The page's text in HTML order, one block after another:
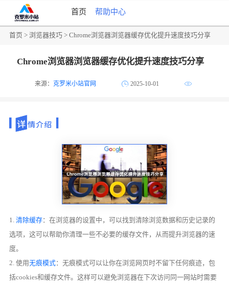
首页 帮助中心
首页 >浏览器技巧 > Chrome浏览器浏览器缓存优化提升速度技巧分享
Chrome浏览器浏览器缓存优化提升速度技巧分享
来源：克罗米小站官网 2025-10-01
1.清除缓存：在浏览器的设置中，可以找到清除浏览数据和历史记录的
选项，这可以帮助你清理一些不必要的缓存文件，从而提升浏览器的速
度。
2. 使用无痕模式：无痕模式可以让你在浏览网页时不留下任何痕迹，包
括cookies和缓存文件。这样可以避免浏览器在下次访问同一网站时需要